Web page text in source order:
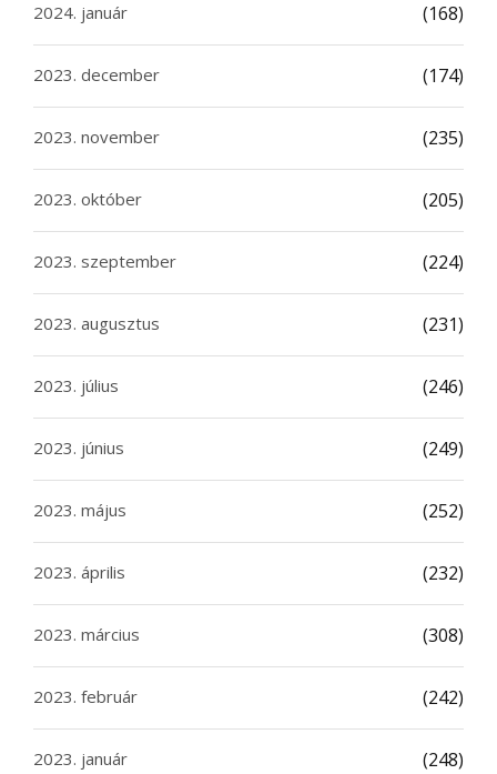
2024. január (168)
2023. december (174)
2023. november (235)
2023. október (205)
2023. szeptember (224)
2023. augusztus (231)
2023. július (246)
2023. június (249)
2023. május (252)
2023. április (232)
2023. március (308)
2023. február (242)
2023. január (248)